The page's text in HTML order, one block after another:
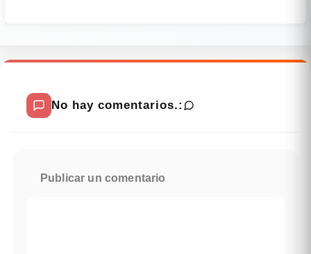
No hay comentarios.:
Publicar un comentario